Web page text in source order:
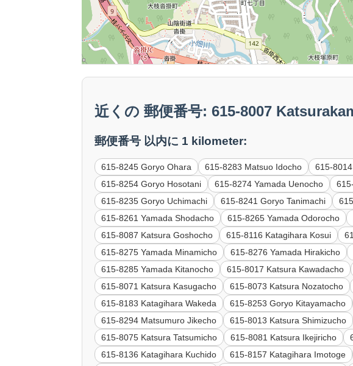
近くの 郵便番号: 615-8007
郵便番号 以内に 1 kilometer:
615-8245 Goryo Ohara 615-8283 Matsuo Idocho 615-
615-8254 Goryo Hosotani
615-8274 Yamada Uenocho
615-8235 Goryo Uchimachi
615-8241 Goryo Tanimachi
615-8261 Yamada Shodacho
615-8265 Yamada Odorocho
615-8087 Katsura Goshocho
615-8116 Katagihara Kosui
615-8275 Yamada Minamicho
615-8276 Yamada Hirakicho
615-8285 Yamada Kitanocho
615-8017 Katsura Kawadacho
615-8071 Katsura Kasugacho
615-8073 Katsura Nozatocho
615-8183 Katagihara Wakeda
615-8253 Goryo Kitayamacho
615-8294 Matsumuro Jikecho
615-8013 Katsura Shimizucho
615-8075 Katsura Tatsumicho
615-8081 Katsura Ikejiricho
615-8136 Katagihara Kuchido
615-8157 Katagihara Imotoge